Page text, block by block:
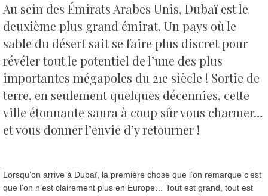
Au sein des Émirats Arabes Unis, Dubaï est le
deuxième plus grand émirat. Un pays où le
sable du désert sait se faire plus discret pour
révéler tout le potentiel de l’une des plus
importantes mégapoles du 21e siècle ! Sortie de
terre, en seulement quelques décennies, cette
ville étonnante saura à coup sûr vous charmer…
et vous donner l’envie d’y retourner !
Lorsqu’on arrive à Dubaï, la première chose que l’on remarque c’est
que l’on n’est clairement plus en Europe… Tout est grand, tout est